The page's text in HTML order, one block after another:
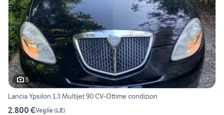
5
Lancia Ypsilon 1.3 Multijet 90 CV-Ottime condizion
2.800 €Veglie(LE)